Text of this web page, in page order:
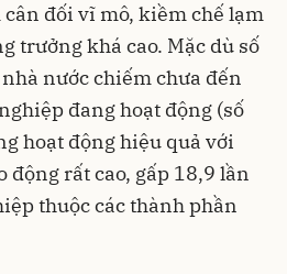
cân đối vĩ mô, kiềm chế lạm
trưởng khá cao. Mặc dù số
nước chiếm chưa đến
đang hoạt động (số
hoạt động hiệu quả với
động rất cao, gấp 18,9 lần
thuộc các thành phần